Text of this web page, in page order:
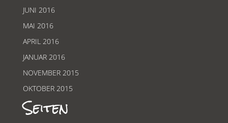
JUNI 2016
MAI 2016
APRIL 2016
JANUAR 2016
NOVEMBER 2015
OKTOBER 2015
Seiten